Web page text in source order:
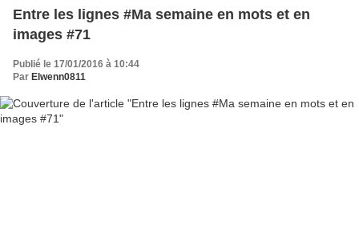
Entre les lignes #Ma semaine en mots et en
images #71
Publié le 17/01/2016 à 10:44
Par Elwenn0811